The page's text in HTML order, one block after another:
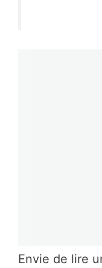
Envie de lire